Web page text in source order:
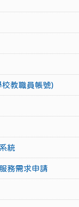
教職員帳號)
統
務需求申請